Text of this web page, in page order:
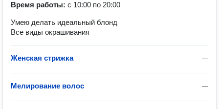
Время работы: с 10:00 по 20:00
Умею делать идеальный блонд
Все виды окрашивания
—
Женская стрижка
—
Мелирование волос